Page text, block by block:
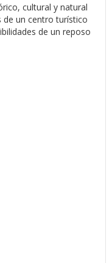
cultural y natural
un centro turístico
de un reposo